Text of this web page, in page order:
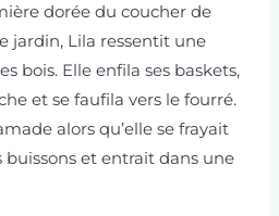
dorée du coucher de
jardin, Lila ressentit une
bois. Elle enfila ses baskets,
et se faufila vers le fourré.
alors qu’elle se frayait
buissons et entrait dans une